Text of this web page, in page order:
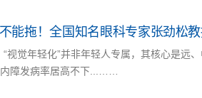
能拖！全国知名眼科专家张劲松
“视觉年轻化”并非年轻人专属，其核心是远
障发病率居高不下...……